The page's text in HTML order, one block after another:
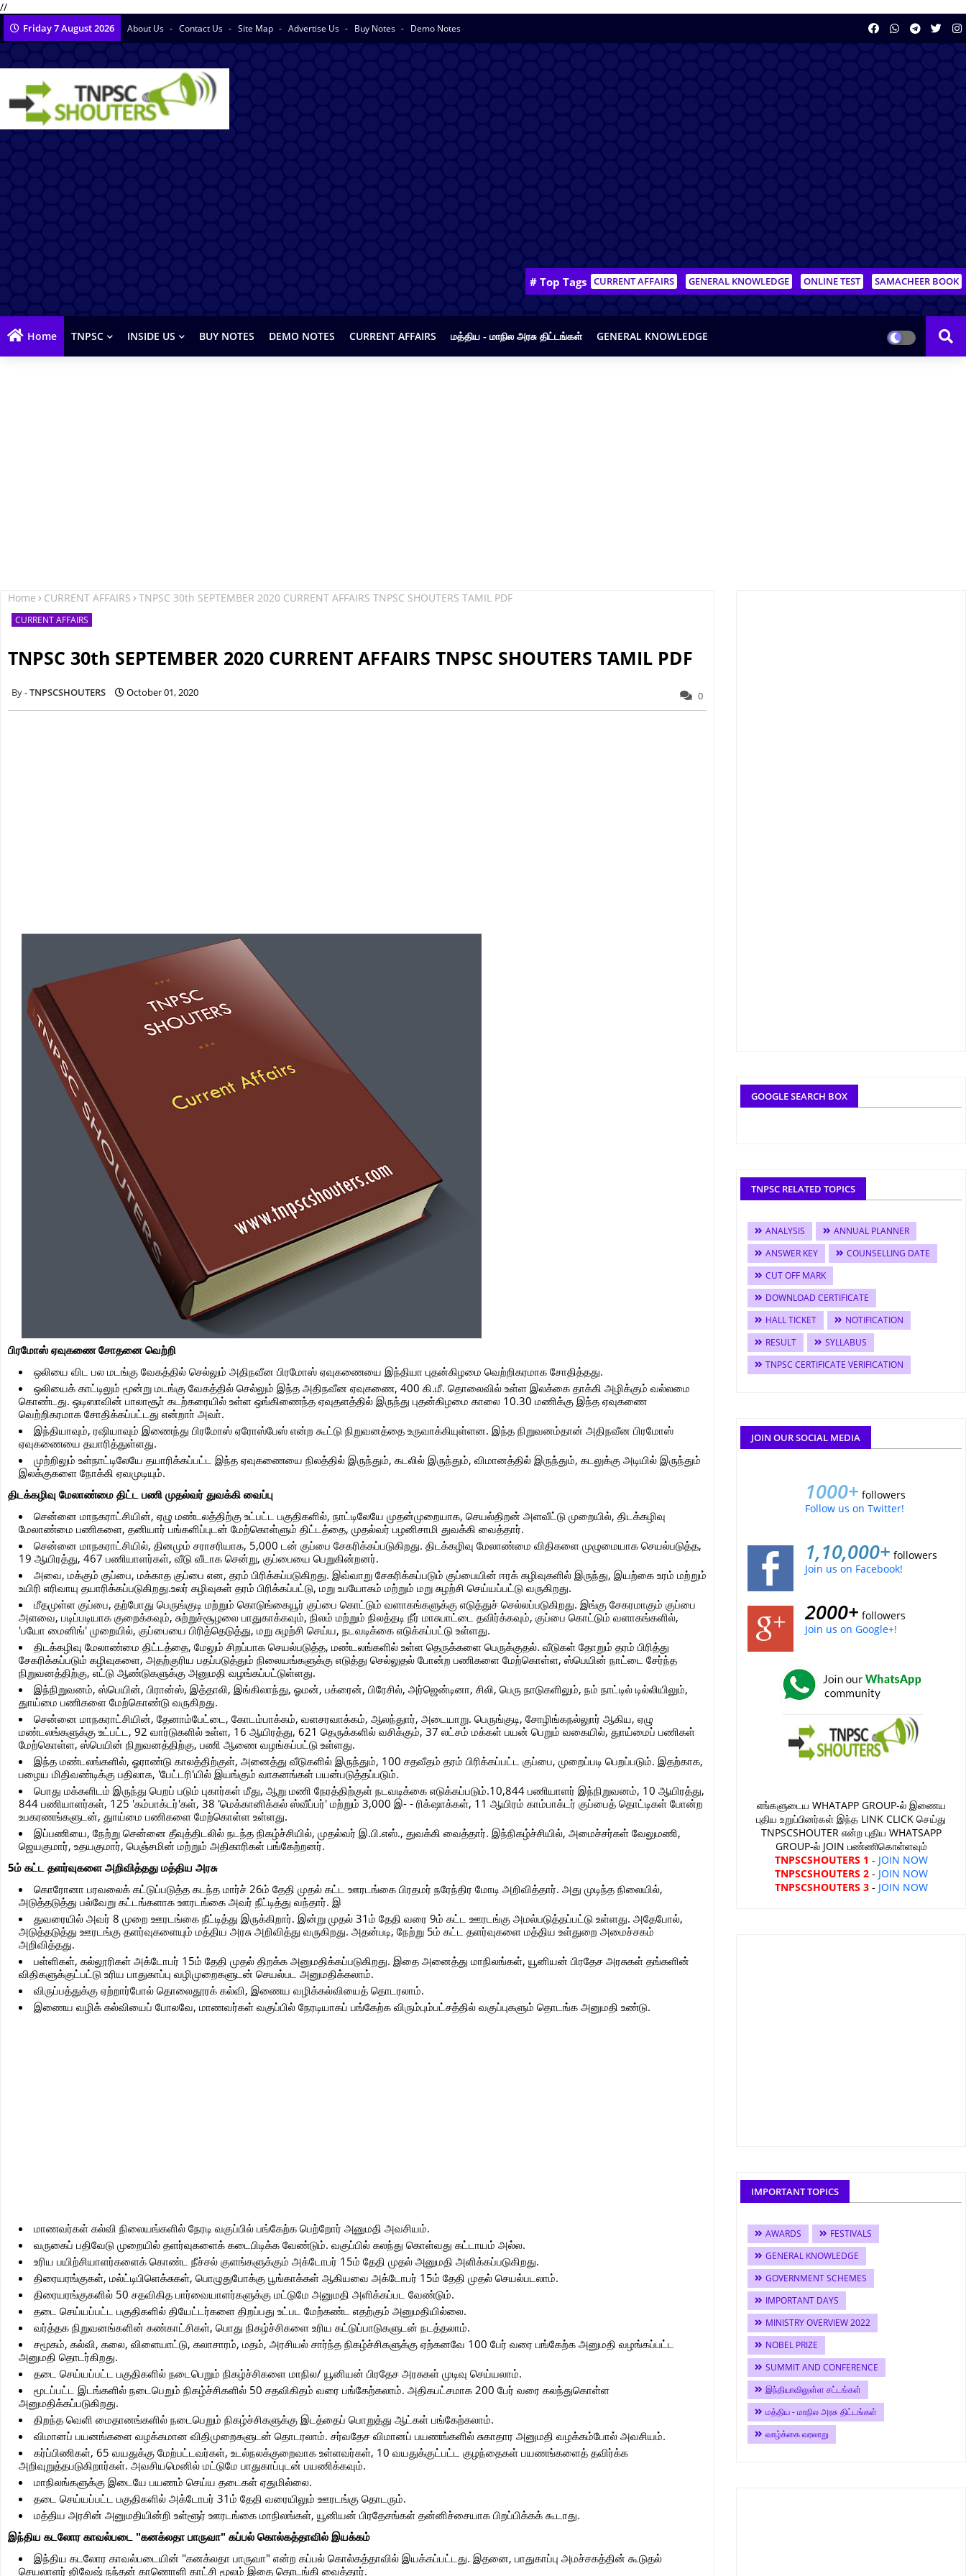
//
Friday 7 August 2026 About Us Contact Us Site Map Advertise Us Buy Notes Demo Notes
# Top Tags CURRENT AFFAIRS GENERAL KNOWLEDGE ONLINE TEST SAMACHEER BOOK
Home TNPSC INSIDE US BUY NOTES DEMO NOTES CURRENT AFFAIRS மத்திய - மாநில அரசு திட்டங்கள் GENERAL KNOWLEDGE
Home CURRENT AFFAIRS TNPSC 30th SEPTEMBER 2020 CURRENT AFFAIRS TNPSC SHOUTERS TAMIL PDF
CURRENT AFFAIRS
TNPSC 30th SEPTEMBER 2020 CURRENT AFFAIRS TNPSC SHOUTERS TAMIL PDF
TNPSCSHOUTERS October 01, 2020 0
பிரமோஸ் ஏவுகணை சோதனை வெற்றி
ஒலியை விட பல மடங்கு வேகத்தில் செல்லும் அதிநவீன பிரமோஸ் ஏவுகணையை இந்தியா புதன்கிழமை வெற்றிகரமாக சோதித்தது.
ஒலியைக் காட்டிலும் மூன்று மடங்கு வேகத்தில் செல்லும் இந்த அதிநவீன ஏவுகணை, 400 கி.மீ. தொலைவில் உள்ள இலக்கை தாக்கி அழிக்கும் வல்லமை
கொண்டது. ஒடிஸாவின் பாலாசூா் கடற்கரையில் உள்ள ஒங்கிணைந்த ஏவுதளத்தில் இருந்து புதன்கிழமை காலை 10.30 மணிக்கு இந்த ஏவுகணை
வெற்றிகரமாக சோதிக்கப்பட்டது என்றாா் அவா்.
இந்தியாவும், ரஷியாவும் இணைந்து பிரமோஸ் ஏரோஸ்பேஸ் என்ற கூட்டு நிறுவனத்தை உருவாக்கியுள்ளன. இந்த நிறுவனம்தான் அதிநவீன பிரமோஸ்
ஏவுகணையை தயாரித்துள்ளது.
முற்றிலும் உள்நாட்டிலேயே தயாரிக்கப்பட்ட இந்த ஏவுகணையை நிலத்தில் இருந்தும், கடலில் இருந்தும், விமானத்தில் இருந்தும், கடலுக்கு அடியில் இருந்தும்
இலக்குகளை நோக்கி ஏவமுடியும்.
திடக்கழிவு மேலாண்மை திட்ட பணி முதல்வர் துவக்கி வைப்பு
சென்னை மாநகராட்சியின், ஏழு மண்டலத்திற்கு உட்பட்ட பகுதிகளில், நாட்டிலேயே முதன்முறையாக, செயல்திறன் அளவீட்டு முறையில், திடக்கழிவு
மேலாண்மை பணிகளை, தனியார் பங்களிப்புடன் மேற்கொள்ளும் திட்டத்தை, முதல்வர் பழனிசாமி துவக்கி வைத்தார்.
சென்னை மாநகராட்சியில், தினமும் சராசரியாக, 5,000 டன் குப்பை சேகரிக்கப்படுகிறது. திடக்கழிவு மேலாண்மை விதிகளை முழுமையாக செயல்படுத்த,
19 ஆயிரத்து, 467 பணியாளர்கள், வீடு வீடாக சென்று, குப்பையை பெறுகின்றனர்.
அவை, மக்கும் குப்பை, மக்காத குப்பை என, தரம் பிரிக்கப்படுகிறது. இவ்வாறு சேகரிக்கப்படும் குப்பையின் ஈரக் கழிவுகளில் இருந்து, இயற்கை உரம் மற்றும்
உயிரி எரிவாயு தயாரிக்கப்படுகிறது.உலர் கழிவுகள் தரம் பிரிக்கப்பட்டு, மறு உபயோகம் மற்றும் மறு சுழற்சி செய்யப்பட்டு வருகிறது.
மீதமுள்ள குப்பை, தற்போது பெருங்குடி மற்றும் கொடுங்கையூர் குப்பை கொட்டும் வளாகங்களுக்கு எடுத்துச் செல்லப்படுகிறது. இங்கு சேகரமாகும் குப்பை
அளவை, படிப்படியாக குறைக்கவும், சுற்றுச்சூழலை பாதுகாக்கவும், நிலம் மற்றும் நிலத்தடி நீர் மாசுபாட்டை தவிர்க்கவும், குப்பை கொட்டும் வளாகங்களில்,
'பயோ மைனிங்' முறையில், குப்பையை பிரித்தெடுத்து, மறு சுழற்சி செய்ய, நடவடிக்கை எடுக்கப்பட்டு உள்ளது.
திடக்கழிவு மேலாண்மை திட்டத்தை, மேலும் சிறப்பாக செயல்படுத்த, மண்டலங்களில் உள்ள தெருக்களை பெருக்குதல். வீடுகள் தோறும் தரம் பிரித்து
சேகரிக்கப்படும் கழிவுகளை, அதற்குரிய பதப்படுத்தும் நிலையங்களுக்கு எடுத்து செல்லுதல் போன்ற பணிகளை மேற்கொள்ள, ஸ்பெயின் நாட்டை சேர்ந்த
நிறுவனத்திற்கு, எட்டு ஆண்டுகளுக்கு அனுமதி வழங்கப்பட்டுள்ளது.
இந்நிறுவனம், ஸ்பெயின், பிரான்ஸ், இத்தாலி, இங்கிலாந்து, ஓமன், பக்ரைன், பிரேசில், அர்ஜென்டினா, சிலி, பெரு நாடுகளிலும், நம் நாட்டில் டில்லியிலும்,
துாய்மை பணிகளை மேற்கொண்டு வருகிறது.
சென்னை மாநகராட்சியின், தேனாம்பேட்டை, கோடம்பாக்கம், வளசரவாக்கம், ஆலந்துார், அடையாறு. பெருங்குடி, சோழிங்கநல்லுார் ஆகிய, ஏழு
மண்டலங்களுக்கு உட்பட்ட, 92 வார்டுகளில் உள்ள, 16 ஆயிரத்து, 621 தெருக்களில் வசிக்கும், 37 லட்சம் மக்கள் பயன் பெறும் வகையில், துாய்மைப் பணிகள்
மேற்கொள்ள, ஸ்பெயின் நிறுவனத்திற்கு, பணி ஆணை வழங்கப்பட்டு உள்ளது.
இந்த மண்டலங்களில், ஓராண்டு காலத்திற்குள், அனைத்து வீடுகளில் இருந்தும், 100 சதவீதம் தரம் பிரிக்கப்பட்ட குப்பை, முறைப்படி பெறப்படும். இதற்காக,
பழைய மிதிவண்டிக்கு பதிலாக, 'பேட்டரி'யில் இயங்கும் வாகனங்கள் பயன்படுத்தப்படும்.
பொது மக்களிடம் இருந்து பெறப் படும் புகார்கள் மீது, ஆறு மணி நேரத்திற்குள் நடவடிக்கை எடுக்கப்படும்.10,844 பணியாளர் இந்நிறுவனம், 10 ஆயிரத்து,
844 பணியாளர்கள், 125 'கம்பாக்டர்'கள், 38 'மெக்கானிக்கல் ஸ்வீப்பர்' மற்றும் 3,000 இ- - ரிக் ஷாக்கள், 11 ஆயிரம் காம்பாக்டர் குப்பைத் தொட்டிகள் போன்ற
உபகரணங்களுடன், துாய்மை பணிகளை மேற்கொள்ள உள்ளது.
இப்பணியை, நேற்று சென்னை தீவுத்திடலில் நடந்த நிகழ்ச்சியில், முதல்வர் இ.பி.எஸ்., துவக்கி வைத்தார். இந்நிகழ்ச்சியில், அமைச்சர்கள் வேலுமணி,
ஜெயகுமார், உதயகுமார், பெஞ்சமின் மற்றும் அதிகாரிகள் பங்கேற்றனர்.
5ம் கட்ட தளர்வுகளை அறிவித்தது மத்திய அரசு
கொரோனா பரவலைக் கட்டுப்படுத்த கடந்த மார்ச் 26ம் தேதி முதல் கட்ட ஊரடங்கை பிரதமர் நரேந்திர மோடி அறிவித்தார். அது முடிந்த நிலையில்,
அடுத்தடுத்து பல்வேறு கட்டங்களாக ஊரடங்கை அவர் நீட்டித்து வந்தார். இ
துவரையில் அவர் 8 முறை ஊரடங்கை நீட்டித்து இருக்கிறார். இன்று முதல் 31ம் தேதி வரை 9ம் கட்ட ஊரடங்கு அமல்படுத்தப்பட்டு உள்ளது. அதேபோல்,
அடுத்தடுத்து ஊரடங்கு தளர்வுகளையும் மத்திய அரசு அறிவித்து வருகிறது. அதன்படி, நேற்று 5ம் கட்ட தளர்வுகளை மத்திய உள்துறை அமைச்சகம்
அறிவித்தது.
பள்ளிகள், கல்லூரிகள் அக்டோபர் 15ம் தேதி முதல் திறக்க அனுமதிக்கப்படுகிறது. இதை அனைத்து மாநிலங்கள், யூனியன் பிரதேச அரசுகள் தங்களின்
விதிகளுக்குட்பட்டு உரிய பாதுகாப்பு வழிமுறைகளுடன் செயல்பட அனுமதிக்கலாம்.
விருப்பத்துக்கு ஏற்றார்போல் தொலைதூரக் கல்வி, இணைய வழிக்கல்வியைத் தொடரலாம்.
இணைய வழிக் கல்வியைப் போலவே, மாணவர்கள் வகுப்பில் நேரடியாகப் பங்கேற்க விரும்பும்பட்சத்தில் வகுப்புகளும் தொடங்க அனுமதி உண்டு.
மாணவர்கள் கல்வி நிலையங்களில் நேரடி வகுப்பில் பங்கேற்க பெற்றோர் அனுமதி அவசியம்.
வருகைப் பதிவேடு முறையில் தளர்வுகளைக் கடைபிடிக்க வேண்டும். வகுப்பில் கலந்து கொள்வது கட்டாயம் அல்ல.
உரிய பயிற்சியாளர்களைக் கொண்ட நீச்சல் குளங்களுக்கும் அக்டோபர் 15ம் தேதி முதல் அனுமதி அளிக்கப்படுகிறது.
திரையரங்குகள், மல்ட்டிபிளெக்சுகள், பொழுதுபோக்கு பூங்காக்கள் ஆகியவை அக்டோபர் 15ம் தேதி முதல் செயல்படலாம்.
திரையரங்குகளில் 50 சதவிகித பார்வையாளர்களுக்கு மட்டுமே அனுமதி அளிக்கப்பட வேண்டும்.
தடை செய்யப்பட்ட பகுதிகளில் தியேட்டர்களை திறப்பது உட்பட மேற்கண்ட எதற்கும் அனுமதியில்லை.
வர்த்தக நிறுவனங்களின் கண்காட்சிகள், பொது நிகழ்ச்சிகளை உரிய கட்டுப்பாடுகளுடன் நடத்தலாம்.
சமூகம், கல்வி, கலை, விளையாட்டு, கலாசாரம், மதம், அரசியல் சார்ந்த நிகழ்ச்சிகளுக்கு ஏற்கனவே 100 பேர் வரை பங்கேற்க அனுமதி வழங்கப்பட்ட
அனுமதி தொடர்கிறது.
தடை செய்யப்பட்ட பகுதிகளில் நடைபெறும் நிகழ்ச்சிகளை மாநில/ யூனியன் பிரதேச அரசுகள் முடிவு செய்யலாம்.
மூடப்பட்ட இடங்களில் நடைபெறும் நிகழ்ச்சிகளில் 50 சதவிகிதம் வரை பங்கேற்கலாம். அதிகபட்சமாக 200 பேர் வரை கலந்துகொள்ள
அனுமதிக்கப்படுகிறது.
திறந்த வெளி மைதானங்களில் நடைபெறும் நிகழ்ச்சிகளுக்கு இடத்தைப் பொறுத்து ஆட்கள் பங்கேற்கலாம்.
விமானப் பயனங்களை வழக்கமான விதிமுறைகளுடன் தொடரலாம். சர்வதேச விமானப் பயணங்களில் சுகாதார அனுமதி வழக்கம்போல் அவசியம்.
கர்ப்பிணிகள், 65 வயதுக்கு மேற்பட்டவர்கள், உடல்நலக்குறைவாக உள்ளவர்கள், 10 வயதுக்குட்பட்ட குழந்தைகள் பயணங்களைத் தவிர்க்க
அறிவுறுத்தபடுகிறார்கள். அவசியமெனில் மட்டுமே பாதுகாப்புடன் பயணிக்கவும்.
மாநிலங்களுக்கு இடையே பயணம் செய்ய தடைகள் ஏதுமில்லை.
தடை செய்யப்பட்ட பகுதிகளில் அக்டோபர் 31ம் தேதி வரையிலும் ஊரடங்கு தொடரும்.
மத்திய அரசின் அனுமதியின்றி உள்ளூர் ஊரடங்கை மாநிலங்கள், யூனியன் பிரதேசங்கள் தன்னிச்சையாக பிறப்பிக்கக் கூடாது.
இந்திய கடலோர காவல்படை "கனக்லதா பாருவா" கப்பல் கொல்கத்தாவில் இயக்கம்
இந்திய கடலோர காவல்படையின் "கனக்லதா பாருவா" என்ற கப்பல் கொல்கத்தாவில் இயக்கப்பட்டது. இதனை, பாதுகாப்பு அமச்சகத்தின் கூடுதல்
செயலாளர் ஜிவேஷ் நந்தன் காணொளி காட்சி மூலம் இதை தொடங்கி வைத்தார்.
GOOGLE SEARCH BOX
TNPSC RELATED TOPICS
ANALYSIS
ANNUAL PLANNER
ANSWER KEY
COUNSELLING DATE
CUT OFF MARK
DOWNLOAD CERTIFICATE
HALL TICKET
NOTIFICATION
RESULT
SYLLABUS
TNPSC CERTIFICATE VERIFICATION
JOIN OUR SOCIAL MEDIA
1000+ followers
Follow us on Twitter!
1,10,000+ followers
Join us on Facebook!
2000+ followers
Join us on Google+!
எங்களுடைய WHATAPP GROUP-ல் இணைய
புதிய உறுப்பினர்கள் இந்த LINK CLICK செய்து
TNPSCSHOUTER என்ற புதிய WHATSAPP
GROUP-ல் JOIN பண்ணிகொள்ளவும்
TNPSCSHOUTERS 1 - JOIN NOW
TNPSCSHOUTERS 2- JOIN NOW
TNPSCSHOUTERS 3- JOIN NOW
IMPORTANT TOPICS
AWARDS
FESTIVALS
GENERAL KNOWLEDGE
GOVERNMENT SCHEMES
IMPORTANT DAYS
MINISTRY OVERVIEW 2022
NOBEL PRIZE
SUMMIT AND CONFERENCE
இந்தியாவிலுள்ள சட்டங்கள்
மத்திய - மாநில அரசு திட்டங்கள்
வாழ்க்கை வரலாறு